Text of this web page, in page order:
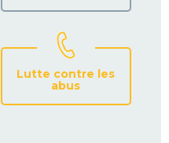
Lutte contre les
abus